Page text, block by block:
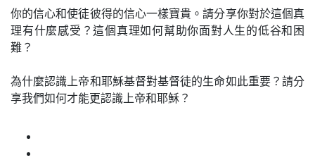
你的信心和使徒彼得的信心一樣寶貴。請分享你對於這個真
理有什麼感受？這個真理如何幫助你面對人生的低谷和困
難？
為什麼認識上帝和耶穌基督對基督徒的生命如此重要？請分
享我們如何才能更認識上帝和耶穌？